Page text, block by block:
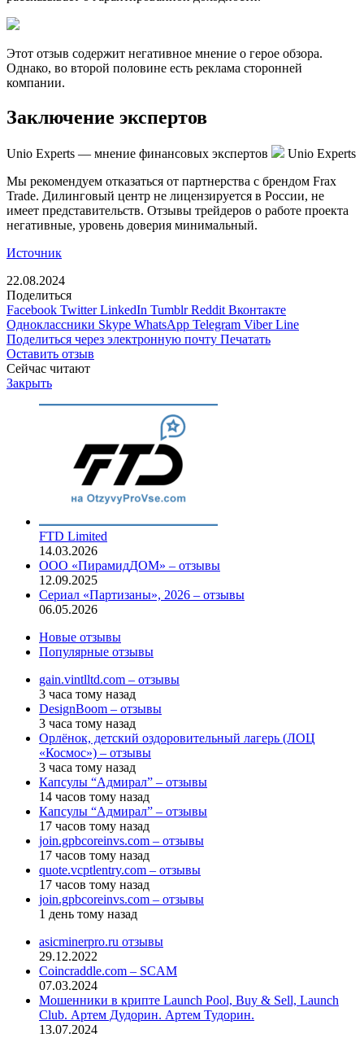
Этот отзыв содержит негативное мнение о герое обзора.
Однако, во второй половине есть реклама сторонней
компании.
Заключение экспертов
Unio Experts — мнение финансовых экспертов
Unio Experts
Мы рекомендуем отказаться от партнерства с брендом Frax
Trade. Дилинговый центр не лицензируется в России, не
имеет представительств. Отзывы трейдеров о работе проекта
негативные, уровень доверия минимальный.
Источник
22.08.2024
Поделиться
Facebook Twitter LinkedIn Tumblr Reddit Вконтакте
Одноклассники Skype WhatsApp Telegram Viber Line
Поделиться через электронную почту Печатать
Оставить отзыв
Сейчас читают
Закрыть
FTD Limited
14.03.2026
ООО «ПирамидДОМ» – отзывы
12.09.2025
Сериал «Партизаны», 2026 – отзывы
06.05.2026
Новые отзывы
Популярные отзывы
gain.vintlltd.com – отзывы
3 часа тому назад
DesignBoom – отзывы
3 часа тому назад
Орлёнок, детский оздоровительный лагерь (ЛОЦ
«Космос») – отзывы
3 часа тому назад
Капсулы “Адмирал” – отзывы
14 часов тому назад
Капсулы “Адмирал” – отзывы
17 часов тому назад
join.gpbcoreinvs.com – отзывы
17 часов тому назад
quote.vcptlentry.com – отзывы
17 часов тому назад
join.gpbcoreinvs.com – отзывы
1 день тому назад
asicminerpro.ru отзывы
29.12.2022
Coincraddle.com – SCAM
07.03.2024
Мошенники в крипте Launch Pool, Buy & Sell, Launch
Club. Артем Дудорин. Артем Тудорин.
13.07.2024